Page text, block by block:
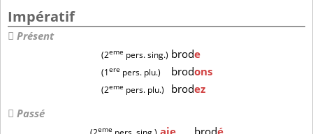
Impératif
Présent
(2eme pers. sing.) brode
(1ere pers. plu.) brodons
(2eme pers. plu.) brodez
Passé
eme